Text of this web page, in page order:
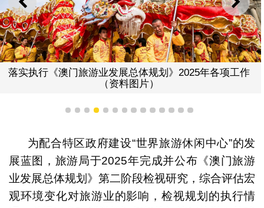
上一则 下一
落实执行《澳门旅游业发展总体规划》2025年各项工作
（资料图片）
1 2 3 4 5 6 7 8 9 1011121314
为配合特区政府建设“世界旅游休闲中心”的发
展蓝图，旅游局于2025年完成并公布《澳门旅游
业发展总体规划》第二阶段检视研究，综合评估宏
观环境变化对旅游业的影响，检视规划的执行情